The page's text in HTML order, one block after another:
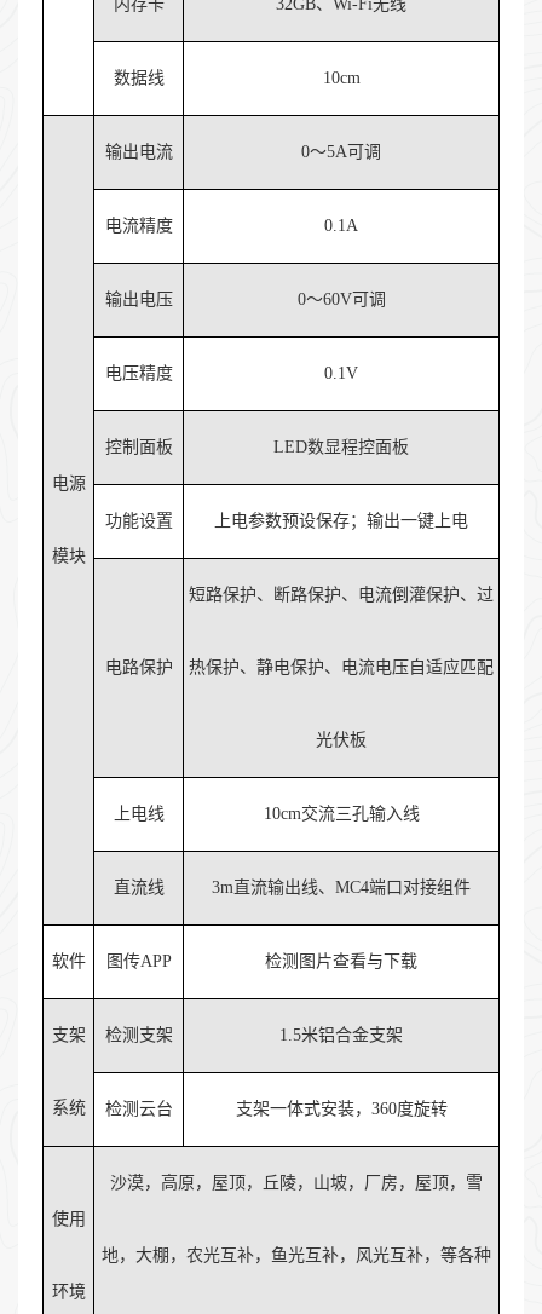
内存卡 32GB、Wi-Fi无线
数据线 10cm
电源
模块
输出电流 0～5A可调
电流精度 0.1A
输出电压 0～60V可调
电压精度 0.1V
控制面板 LED数显程控面板
功能设置 上电参数预设保存；输出一键上电
电路保护
短路保护、断路保护、电流倒灌保护、过
热保护、静电保护、电流电压自适应匹配
光伏板
上电线 10cm交流三孔输入线
直流线 3m直流输出线、MC4端口对接组件
软件 图传APP 检测图片查看与下载
支架
系统
检测支架 1.5米铝合金支架
检测云台 支架一体式安装，360度旋转
使用
环境
沙漠，高原，屋顶，丘陵，山坡，厂房，屋顶，雪
地，大棚，农光互补，鱼光互补，风光互补，等各种